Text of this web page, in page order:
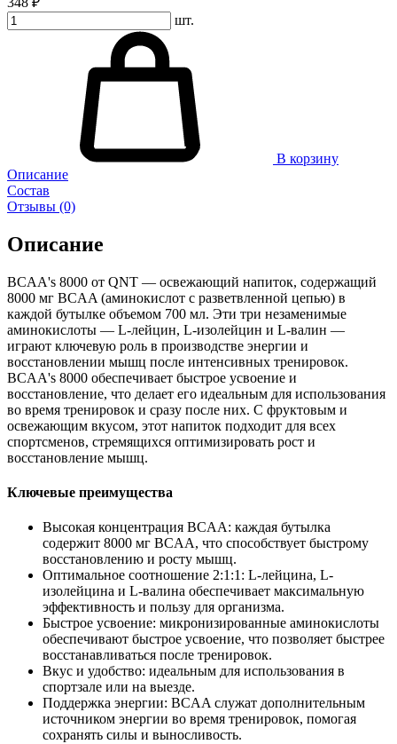
шт.
В корзину
Описание
Состав
Отзывы (0)
Описание
BCAA's 8000 от QNT — освежающий напиток, содержащий
8000 мг BCAA (аминокислот с разветвленной цепью) в
каждой бутылке объемом 700 мл. Эти три незаменимые
аминокислоты — L-лейцин, L-изолейцин и L-валин —
играют ключевую роль в производстве энергии и
восстановлении мышц после интенсивных тренировок.
BCAA's 8000 обеспечивает быстрое усвоение и
восстановление, что делает его идеальным для использования
во время тренировок и сразу после них. С фруктовым и
освежающим вкусом, этот напиток подходит для всех
спортсменов, стремящихся оптимизировать рост и
восстановление мышц.
Ключевые преимущества
Высокая концентрация BCAA: каждая бутылка
содержит 8000 мг BCAA, что способствует быстрому
восстановлению и росту мышц.
Оптимальное соотношение 2:1:1: L-лейцина, L-
изолейцина и L-валина обеспечивает максимальную
эффективность и пользу для организма.
Быстрое усвоение: микронизированные аминокислоты
обеспечивают быстрое усвоение, что позволяет быстрее
восстанавливаться после тренировок.
Вкус и удобство: идеальным для использования в
спортзале или на выезде.
Поддержка энергии: BCAA служат дополнительным
источником энергии во время тренировок, помогая
сохранять силы и выносливость.